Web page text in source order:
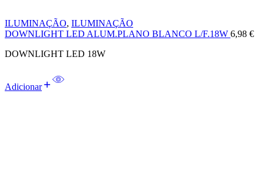
ILUMINAÇÃO, ILUMINAÇÃO
DOWNLIGHT LED ALUM.PLANO BLANCO L/F.18W 6,98 €
DOWNLIGHT LED 18W
Adicionar